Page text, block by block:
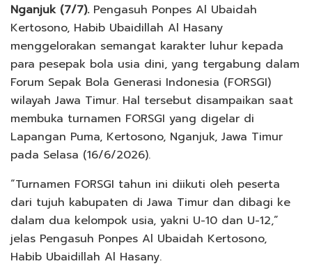
Nganjuk (7/7).Pengasuh Ponpes Al Ubaidah
Kertosono, Habib Ubaidillah Al Hasany
menggelorakan semangat karakter luhur kepada
para pesepak bola usia dini, yang tergabung dalam
Forum Sepak Bola Generasi Indonesia (FORSGI)
wilayah Jawa Timur. Hal tersebut disampaikan saat
membuka turnamen FORSGI yang digelar di
Lapangan Puma, Kertosono, Nganjuk, Jawa Timur
pada Selasa (16/6/2026).
“Turnamen FORSGI tahun ini diikuti oleh peserta
dari tujuh kabupaten di Jawa Timur dan dibagi ke
dalam dua kelompok usia, yakni U-10 dan U-12,”
jelas Pengasuh Ponpes Al Ubaidah Kertosono,
Habib Ubaidillah Al Hasany.